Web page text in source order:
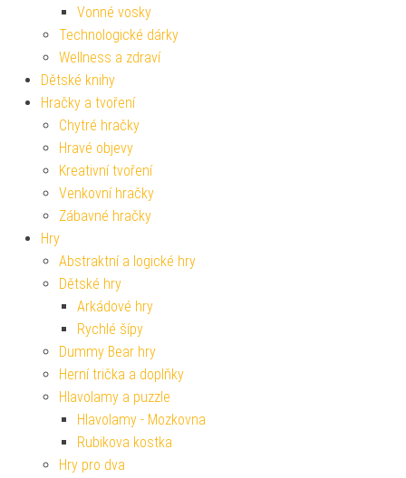
Vonné vosky
Technologické dárky
Wellness a zdraví
Dětské knihy
Hračky a tvoření
Chytré hračky
Hravé objevy
Kreativní tvoření
Venkovní hračky
Zábavné hračky
Hry
Abstraktní a logické hry
Dětské hry
Arkádové hry
Rychlé šípy
Dummy Bear hry
Herní trička a doplňky
Hlavolamy a puzzle
Hlavolamy - Mozkovna
Rubikova kostka
Hry pro dva